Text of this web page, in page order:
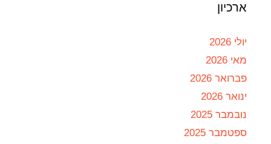
ארכיון
יולי 2026
מאי 2026
פברואר 2026
ינואר 2026
נובמבר 2025
ספטמבר 2025